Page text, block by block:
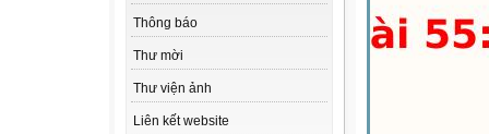
Thông báo
Thư mời
Thư viện ảnh
Liên kết website